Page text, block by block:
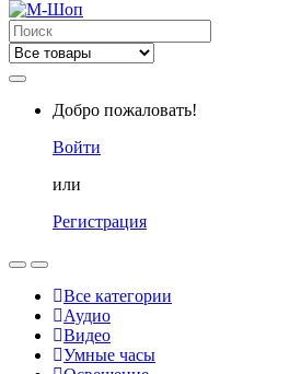
Search
for:
Добро пожаловать!
Войти
или
Регистрация
Все категории
Аудио
Видео
Умные часы